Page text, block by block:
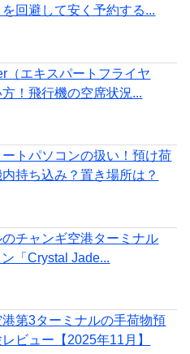
回避して安く予約する...
（エキスパートフライヤ
！飛行機の空席状況...
トパソコンの扱い！預け荷
持ち込み？置き場所は？
チャンギ空港ターミナル
「Crystal Jade...
第3ターミナルの手荷物預
ビュー【2025年11月】